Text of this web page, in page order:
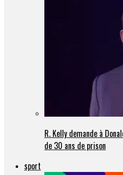
R. Kelly demande à
de 30 ans de prison
sport